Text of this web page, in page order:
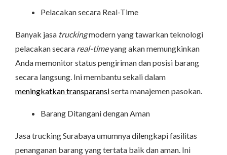
Pelacakan secara Real-Time
Banyak jasa truckingmodern yang tawarkan teknologi
pelacakan secara real-timeyang akan memungkinkan
Anda memonitor status pengiriman dan posisi barang
secara langsung. Ini membantu sekali dalam
meningkatkan transparansiserta manajemen pasokan.
Barang Ditangani dengan Aman
Jasa trucking Surabaya umumnya dilengkapi fasilitas
penanganan barang yang tertata baik dan aman. Ini